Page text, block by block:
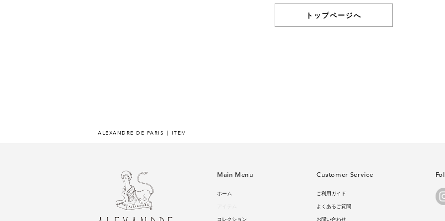
トップページへ
ALEXANDRE DE PARIS ITEM
Main Menu
ホーム
コレクション
Customer Service
ご利用ガイド
よくあるご質問
お問い合わせ